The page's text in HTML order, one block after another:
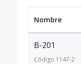
Nombre
B-201
Código 1147-2